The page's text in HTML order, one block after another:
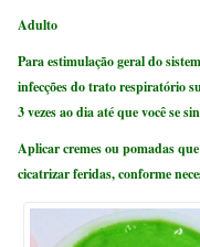
Adulto
Para estimulação geral do
infecções do trato respiratório
3 vezes ao dia até que você se
Aplicar cremes ou pomadas
cicatrizar feridas, conforme